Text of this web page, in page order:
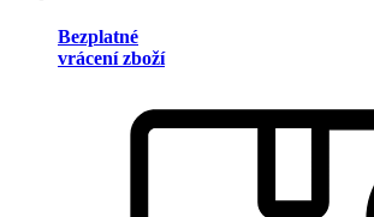
Bezplatné
vrácení zboží